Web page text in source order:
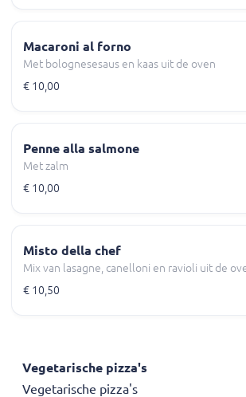
Macaroni al forno
Met bolognesesaus en kaas uit de oven
€ 10,00
Penne alla salmone
Met zalm
€ 10,00
Misto della chef
Mix van lasagne, canelloni en ravioli uit de
€ 10,50
Vegetarische pizza's
Vegetarische pizza's